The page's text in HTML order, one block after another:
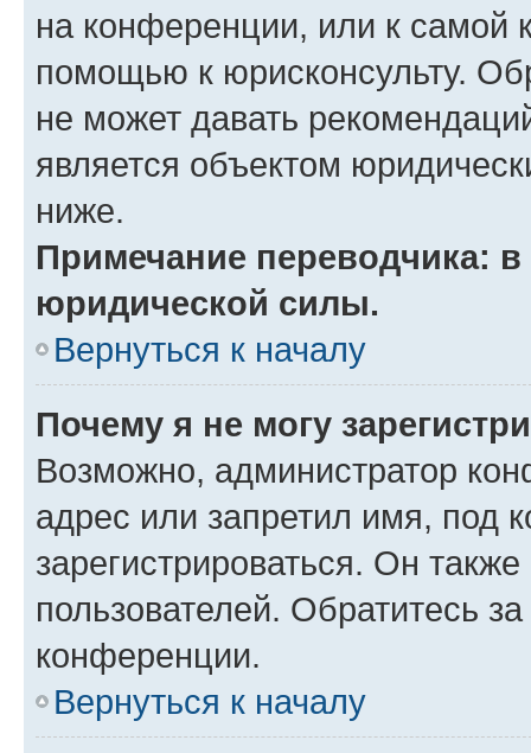
на конференции, или к самой
помощью к юрисконсульту.
не может давать
является объектом
ниже.
Примечание переводчика:
юридической силы.
Вернуться к началу
Почему я не могу
Возможно, администратор
адрес или запретил имя, под
зарегистрироваться. Он
пользователей. Обратитесь
конференции.
Вернуться к началу